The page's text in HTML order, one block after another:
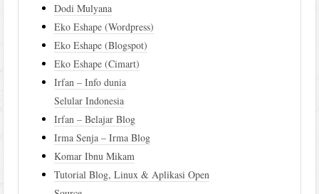
Dodi Mulyana
Eko Eshape (Wordpress)
Eko Eshape (Blogspot)
Eko Eshape (Cimart)
Irfan – Info dunia
Selular Indonesia
Irfan – Belajar Blog
Irma Senja – Irma Blog
Komar Ibnu Mikam
Tutorial Blog, Linux & Aplikasi Open